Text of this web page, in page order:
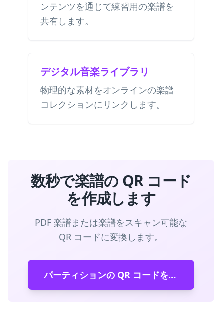
ンテンツを通じて練習用の楽譜を
共有します。
デジタル音楽ライブラリ
物理的な素材をオンラインの楽譜
コレクションにリンクします。
数秒で楽譜の QR コード
を作成します
PDF 楽譜または楽譜をスキャン可能な
QR コードに変換します。
パーティションの QR コードを生成する